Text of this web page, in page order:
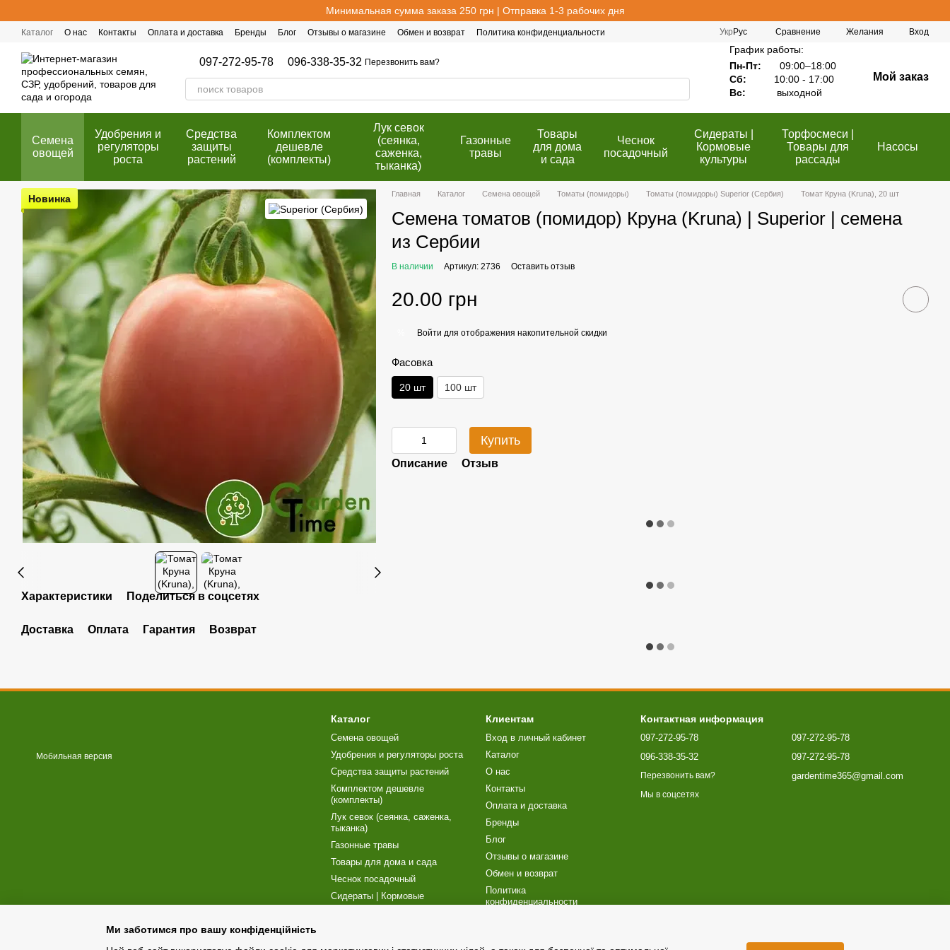
Минимальная сумма заказа 250 грн | Отправка 1-3 рабочих дня
Каталог О нас Контакты Оплата и доставка Бренды Блог Отзывы о магазине Обмен и возврат
Политика конфиденциальности
Укр Рус Сравнение Желания Вход
097-272-95-78 096-338-35-32 Перезвонить вам?
График работы:
Пн-Пт:
09:00–18:00
Сб:
10:00 - 17:00
Вс:
выходной
Мой заказ
Семена
овощей
Удобрения и
регуляторы
роста
Cредства
защиты
растений
Комплектом
дешевле
(комплекты)
Лук севок
(сеянка,
саженка,
тыканка)
Газонные
травы
Товары
для дома
и сада
Чеснок
посадочный
Сидераты |
Кормовые
культуры
Торфосмеси |
Товары для
рассады
Насосы
Новинка
Характеристики Поделиться в соцсетях
Доставка Оплата Гарантия Возврат
Главная Каталог Семена овощей Томаты (помидоры) Томаты (помидоры) Superior (Сербия) Томат Круна (Kruna), 20 шт
Семена томатов (помидор) Круна (Kruna) | Superior | семена
из Сербии
В наличии Артикул: 2736 Оставить отзыв
20.00 грн
Войти для отображения накопительной скидки
Фасовка
20 шт 100 шт
Купить
Описание Отзыв
Мобильная версия
Каталог
Семена овощей
Удобрения и регуляторы роста
Cредства защиты растений
Комплектом дешевле
(комплекты)
Лук севок (сеянка, саженка,
тыканка)
Газонные травы
Товары для дома и сада
Чеснок посадочный
Сидераты | Кормовые
культуры
Клиентам
Вход в личный кабинет
Каталог
О нас
Контакты
Оплата и доставка
Бренды
Блог
Отзывы о магазине
Обмен и возврат
Политика
конфиденциальности
Контактная информация
097-272-95-78
096-338-35-32
Перезвонить вам?
097-272-95-78
097-272-95-78
gardentime365@gmail.com
Мы в соцсетях
Ми заботимся про вашу конфіденційність